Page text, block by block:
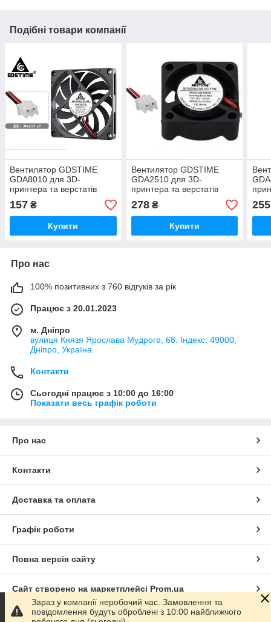
Подібні товари компанії
Вентилятор GDSTIME
GDA8010 для 3D-
принтера та верстатів
ЧПУ, безщітковий, 24В 12V
157 ₴
Купити
Вентилятор GDSTIME
GDA2510 для 3D-
принтера та верстатів
ЧПК, безщітковий, 24В
0.06A
278₴
Купити
255
Про нас
100% позитивних з 760 відгуків за рік
Працює з 20.01.2023
м. Дніпро
вулиця Князя Ярослава Мудрого, 68. Індекс: 49000,
Дніпро, Україна
Контакти
Сьогодні працює з 10:00 до 16:00
Показати весь графік роботи
Про нас
Контакти
Доставка та оплата
Графік роботи
Повна версія сайту
Сайт створено на маркетплейсі Prom.ua
Політика конфіденційності
Зараз у компанії неробочий час. Замовлення та
повідомлення будуть оброблені з 10:00 найближчого